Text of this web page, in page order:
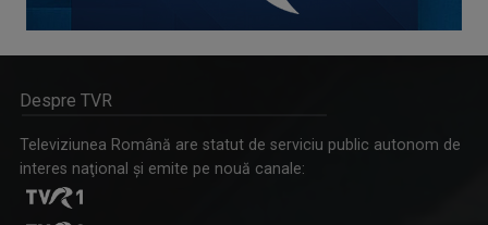
Despre TVR
Televiziunea Română are statut de serviciu public autonom de
interes naţional şi emite pe nouă canale: